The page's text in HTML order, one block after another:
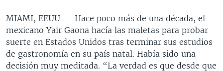
DEPORTIVO INTERNACIONAL
NOTA ECONÓMICA
ENTRETENIMIENTO
Idiomas
MIAMI, EEUU — Hace poco más de una década, el
mexicano Yair Gaona hacía las maletas para probar
suerte en Estados Unidos tras terminar sus estudios
de gastronomía en su país natal. Había sido una
decisión muy meditada. “La verdad es que desde que